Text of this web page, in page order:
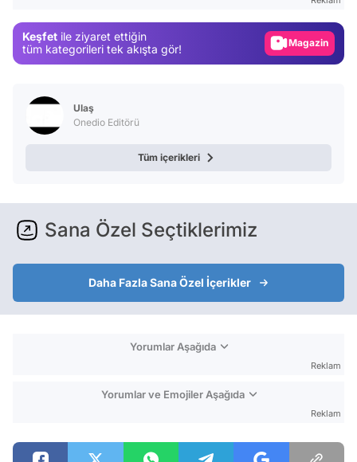
Keşfet ile ziyaret ettiğin
tüm kategorileri tek akışta gör!
Video
Ulaş
Onedio Editörü
Tüm içerikleri
Sana Özel Seçtiklerimiz
Daha Fazla Sana Özel İçerikler
Yorumlar Aşağıda
Reklam
Yorumlar ve Emojiler Aşağıda
Reklam